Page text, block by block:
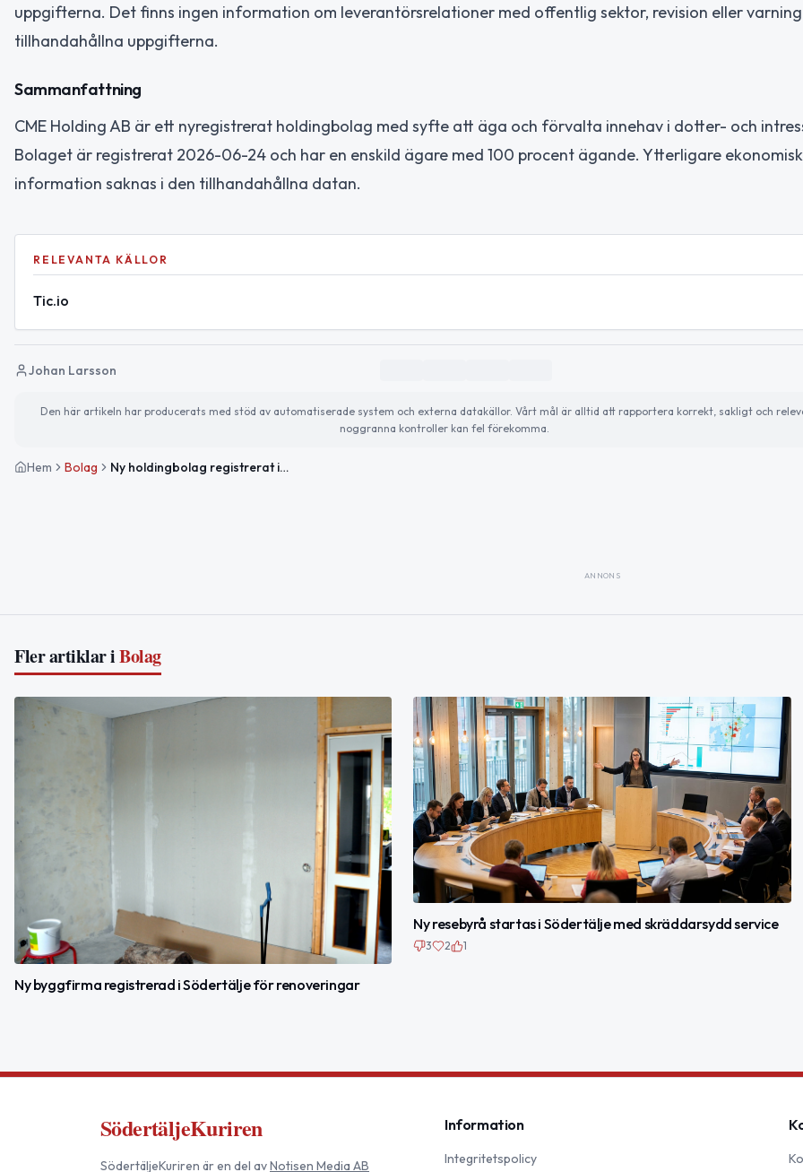
uppgifterna. Det finns ingen information om leverantörsrelationer med offentlig sektor, revision eller
tillhandahållna uppgifterna.
Sammanfattning
CME Holding AB är ett nyregistrerat holdingbolag med syfte att äga och förvalta innehav i dotter- och
Bolaget är registrerat 2026-06-24 och har en enskild ägare med 100 procent ägande. Ytterligare ekonomisk
information saknas i den tillhandahållna datan.
RELEVANTA KÄLLOR
Tic.io
Johan Larsson
Den här artikeln har producerats med stöd av automatiserade system och externa datakällor. Vårt mål är alltid att rapportera korrekt, sakligt och
noggranna kontroller kan fel förekomma.
Hem Bolag Ny holdingbolag registrerat i Järna för aktieägande
ANNONS
Fler artiklar iBolag
Ny byggfirma registrerad i Södertälje för renoveringar
Ny resebyrå startas i Södertälje med skräddarsydd service
3 2 1
SödertäljeKuriren
SödertäljeKuriren är en del avNotisen Media AB
Information
Integritetspolicy